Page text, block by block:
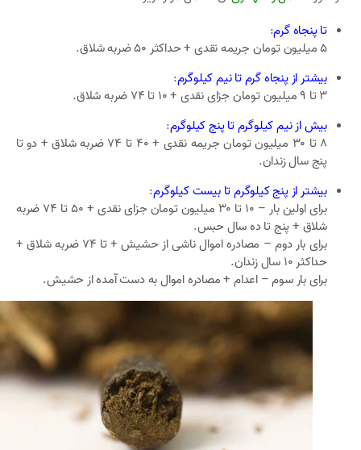
تا پنجاه گرم:
5 میلیون تومان جریمه نقدی + حداکثر 50 ضربه شلاق.
بیشتر از پنجاه گرم تا نیم کیلوگرم:
3 تا 9 میلیون تومان جزای نقدی + 10 تا 74 ضربه شلاق.
بیش از نیم کیلوگرم تا پنج کیلوگرم:
8 تا 30 میلیون تومان جریمه نقدی + 40 تا 74 ضربه شلاق + دو تا
پنج سال زندان.
بیشتر از پنج کیلوگرم تا بیست کیلوگرم:
برای اولین بار – 10 تا 30 میلیون تومان جزای نقدی + 50 تا 74 ضربه
شلاق + پنج تا ده سال حبس.
برای بار دوم – مصادره اموال ناشی از حشیش + تا 74 ضربه شلاق +
حداکثر 10 سال زندان.
برای بار سوم – اعدام + مصادره اموال به دست آمده از حشیش.